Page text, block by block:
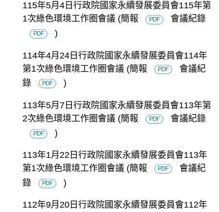
115年5月4日行政院國家永續發展委員會115年第
1次綠色環境工作圈會議(簡報 PDF 會議紀錄
PDF )
114年4月24日行政院國家永續發展委員會114年
第1次綠色環境工作圈會議(簡報 PDF
會議紀
錄
PDF )
113年5月7日行政院國家永續發展委員會113年第
2次綠色環境工作圈會議(簡報 PDF 會議紀錄
PDF )
113年1月22日行政院國家永續發展委員會113年
第1次綠色環境工作圈會議(簡報 PDF
會議紀
錄
PDF )
112年9月20日行政院國家永續發展委員會112年